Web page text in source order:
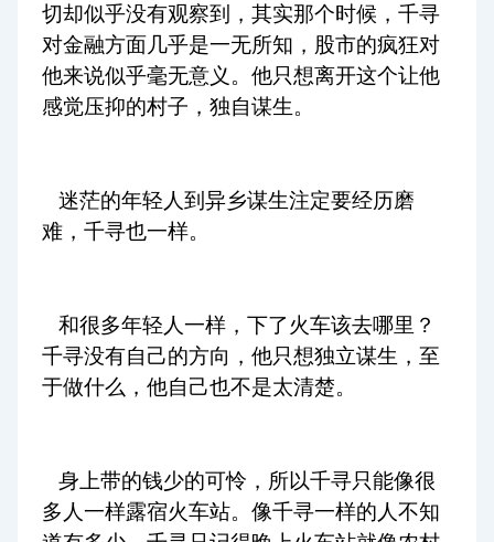
切却似乎没有观察到，其实那个时候，千寻
对金融方面几乎是一无所知，股市的疯狂对
他来说似乎毫无意义。他只想离开这个让他
感觉压抑的村子，独自谋生。
迷茫的年轻人到异乡谋生注定要经历磨
难，千寻也一样。
和很多年轻人一样，下了火车该去哪里？
千寻没有自己的方向，他只想独立谋生，至
于做什么，他自己也不是太清楚。
身上带的钱少的可怜，所以千寻只能像很
多人一样露宿火车站。像千寻一样的人不知